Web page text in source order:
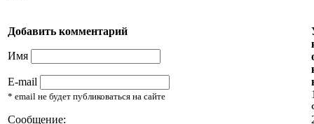
Добавить комментарий
Имя
E-mail
* email не будет публиковаться на сайте
Сообщение: